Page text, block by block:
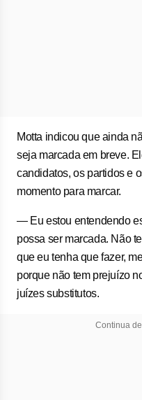
Motta indicou que ainda
seja marcada em breve.
candidatos, os partidos e
momento para marcar.
— Eu estou entendendo
possa ser marcada. Não
que eu tenha que fazer,
porque não tem prejuízo
juízes substitutos.
Continua